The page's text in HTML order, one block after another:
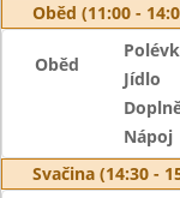
Oběd (11:00 -
Oběd
Jídlo
Nápoj
Svačina (14:30 -